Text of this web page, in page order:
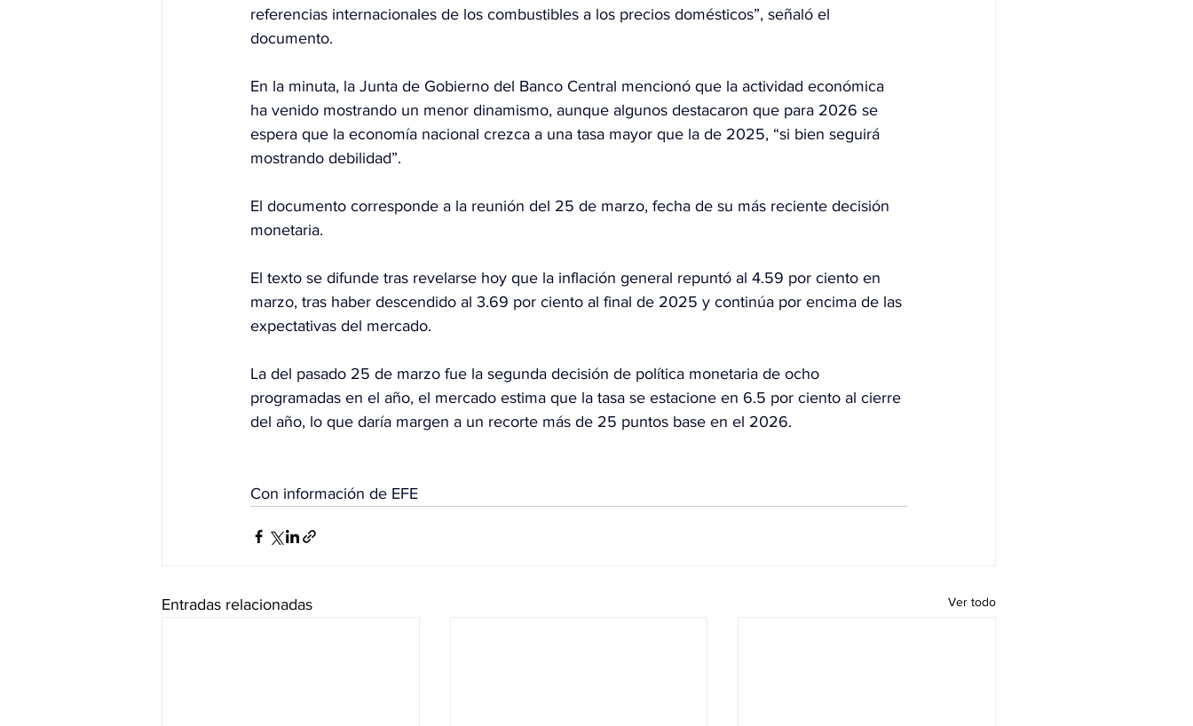
referencias internacionales de los combustibles a los precios domésticos”, señaló el
documento.
En la minuta, la Junta de Gobierno del Banco Central mencionó que la actividad económica
ha venido mostrando un menor dinamismo, aunque algunos destacaron que para 2026 se
espera que la economía nacional crezca a una tasa mayor que la de 2025, “si bien seguirá
mostrando debilidad”.
El documento corresponde a la reunión del 25 de marzo, fecha de su más reciente decisión
monetaria.
El texto se difunde tras revelarse hoy que la inflación general repuntó al 4.59 por ciento en
marzo, tras haber descendido al 3.69 por ciento al final de 2025 y continúa por encima de las
expectativas del mercado.
La del pasado 25 de marzo fue la segunda decisión de política monetaria de ocho
programadas en el año, el mercado estima que la tasa se estacione en 6.5 por ciento al cierre
del año, lo que daría margen a un recorte más de 25 puntos base en el 2026.
Con información de EFE
Entradas relacionadas Ver todo